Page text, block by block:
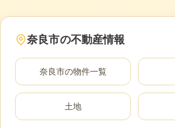
奈良市の不動産情報
奈良市の物件一覧
土地